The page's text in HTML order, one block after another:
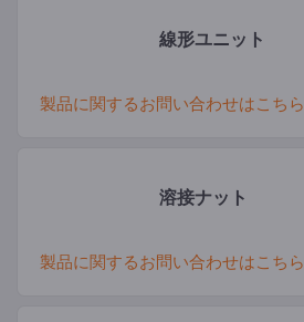
線形ユニット
製品に関するお問い合わせはこちら
溶接ナット
製品に関するお問い合わせはこちら